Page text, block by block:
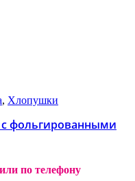
, Хлопушки
фольгированными
по телефону